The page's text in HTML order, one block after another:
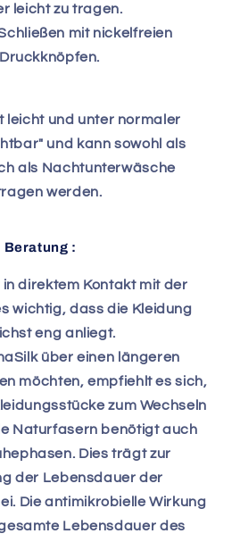
leicht zu tragen.
mit nickelfreien
Druckknöpfen.
leicht und unter normaler
und kann sowohl als
als Nachtunterwäsche
werden.
Beratung :
direktem Kontakt mit der
wichtig, dass die Kleidung
eng anliegt.
über einen längeren
möchten, empfiehlt es sich,
zum Wechseln
Naturfasern benötigt auch
Dies trägt zur
der Lebensdauer der
Die antimikrobielle Wirkung
Lebensdauer des